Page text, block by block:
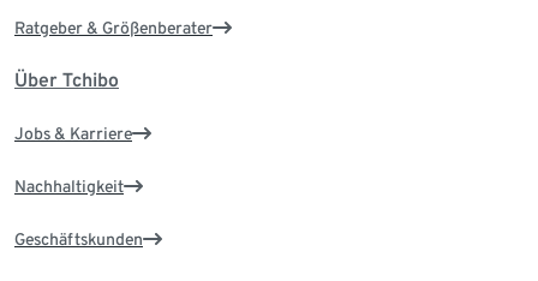
Ratgeber & Größenberater
Über Tchibo
Jobs & Karriere
Nachhaltigkeit
Geschäftskunden